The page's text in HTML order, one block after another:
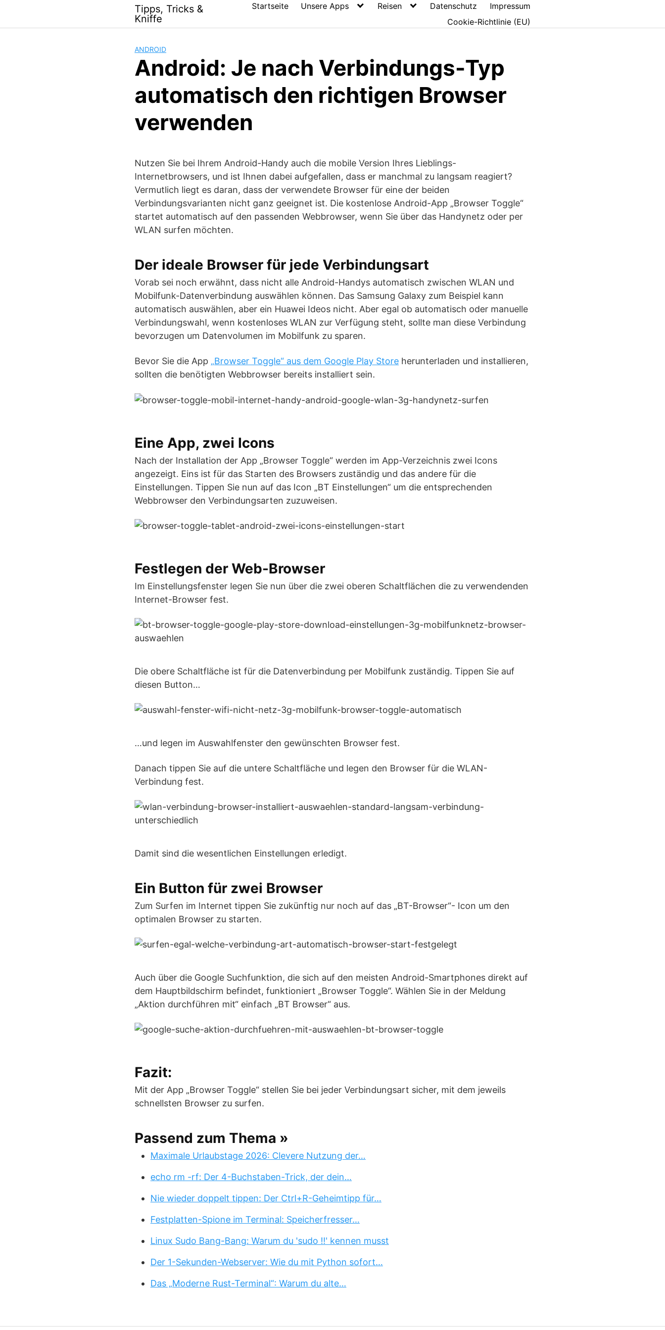
content
Tipps, Tricks &
Kniffe
Startseite Unsere Apps Reisen Datenschutz
Impressum
Cookie-Richtlinie (EU)
ANDROID
Android: Je nach Verbindungs-Typ
automatisch den richtigen Browser
verwenden
Nutzen Sie bei Ihrem Android-Handy auch die mobile Version Ihres Lieblings-
Internetbrowsers, und ist Ihnen dabei aufgefallen, dass er manchmal zu langsam reagiert?
Vermutlich liegt es daran, dass der verwendete Browser für eine der beiden
Verbindungsvarianten nicht ganz geeignet ist. Die kostenlose Android-App „Browser Toggle“
startet automatisch auf den passenden Webbrowser, wenn Sie über das Handynetz oder per
WLAN surfen möchten.
Der ideale Browser für jede Verbindungsart
Vorab sei noch erwähnt, dass nicht alle Android-Handys automatisch zwischen WLAN und
Mobilfunk-Datenverbindung auswählen können. Das Samsung Galaxy zum Beispiel kann
automatisch auswählen, aber ein Huawei Ideos nicht. Aber egal ob automatisch oder manuelle
Verbindungswahl, wenn kostenloses WLAN zur Verfügung steht, sollte man diese Verbindung
bevorzugen um Datenvolumen im Mobilfunk zu sparen.
Bevor Sie die App „Browser Toggle“ aus dem Google Play Store herunterladen und installieren,
sollten die benötigten Webbrowser bereits installiert sein.
Eine App, zwei Icons
Nach der Installation der App „Browser Toggle“ werden im App-Verzeichnis zwei Icons
angezeigt. Eins ist für das Starten des Browsers zuständig und das andere für die
Einstellungen. Tippen Sie nun auf das Icon „BT Einstellungen“ um die entsprechenden
Webbrowser den Verbindungsarten zuzuweisen.
Festlegen der Web-Browser
Im Einstellungsfenster legen Sie nun über die zwei oberen Schaltflächen die zu verwendenden
Internet-Browser fest.
Die obere Schaltfläche ist für die Datenverbindung per Mobilfunk zuständig. Tippen Sie auf
diesen Button…
…und legen im Auswahlfenster den gewünschten Browser fest.
Danach tippen Sie auf die untere Schaltfläche und legen den Browser für die WLAN-
Verbindung fest.
Damit sind die wesentlichen Einstellungen erledigt.
Ein Button für zwei Browser
Zum Surfen im Internet tippen Sie zukünftig nur noch auf das „BT-Browser“- Icon um den
optimalen Browser zu starten.
Auch über die Google Suchfunktion, die sich auf den meisten Android-Smartphones direkt auf
dem Hauptbildschirm befindet, funktioniert „Browser Toggle“. Wählen Sie in der Meldung
„Aktion durchführen mit“ einfach „BT Browser“ aus.
Fazit:
Mit der App „Browser Toggle“ stellen Sie bei jeder Verbindungsart sicher, mit dem jeweils
schnellsten Browser zu surfen.
Passend zum Thema »
Maximale Urlaubstage 2026: Clevere Nutzung der…
echo rm -rf: Der 4-Buchstaben-Trick, der dein…
Nie wieder doppelt tippen: Der Ctrl+R-Geheimtipp für…
Festplatten-Spione im Terminal: Speicherfresser…
Linux Sudo Bang-Bang: Warum du 'sudo !!' kennen musst
Der 1-Sekunden-Webserver: Wie du mit Python sofort…
Das „Moderne Rust-Terminal“: Warum du alte…